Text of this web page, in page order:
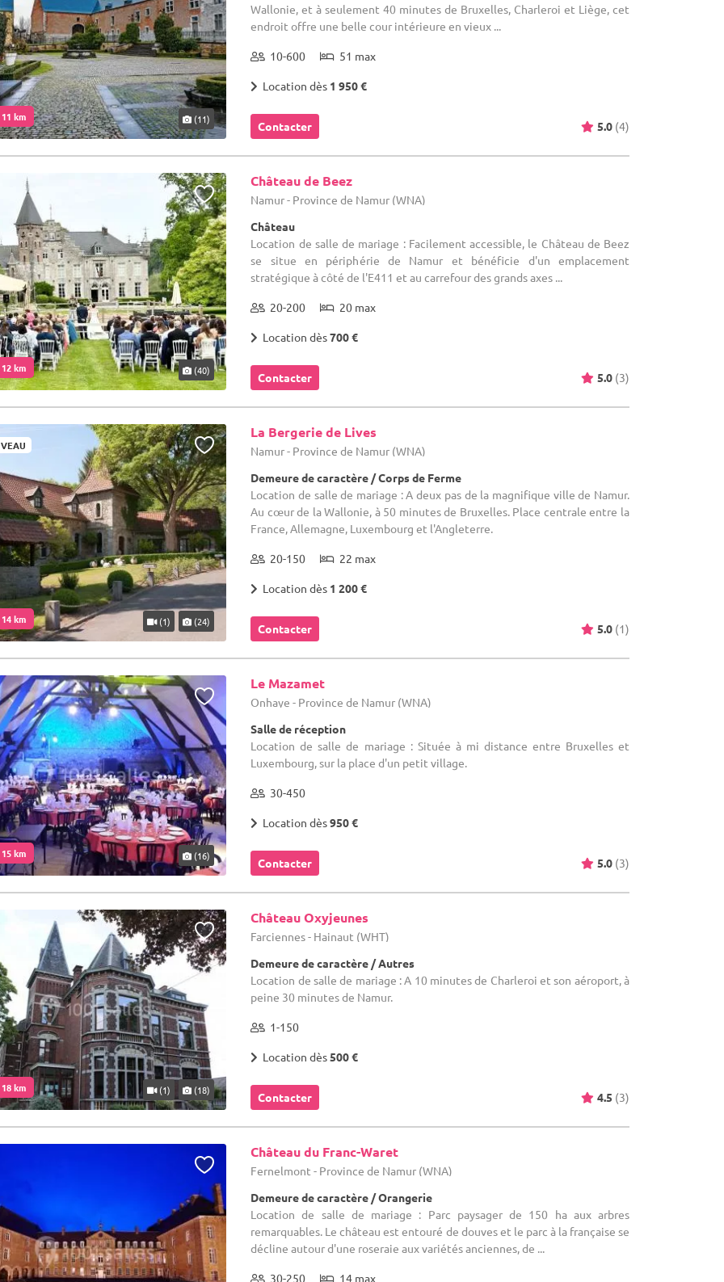
km (11)
Wallonie, et à seulement 40 minutes de Bruxelles, Charleroi et Liège, cet
endroit offre une belle cour intérieure en vieux ...
10-600 51 max
Location dès 1 950 €
Contacter 5.0 (4)
km (40)
Château de Beez
Namur - Province de Namur (WNA)
Château
Location de salle de mariage : Facilement accessible, le Château de Beez
se situe en périphérie de Namur et bénéficie d'un emplacement
stratégique à côté de l'E411 et au carrefour des grands axes ...
20-200 20 max
Location dès700 €
Contacter 5.0 (3)
km (1) (24)
La Bergerie de Lives
Namur - Province de Namur (WNA)
Demeure de caractère / Corps de Ferme
Location de salle de mariage : A deux pas de la magnifique ville de Namur.
Au cœur de la Wallonie, à 50 minutes de Bruxelles. Place centrale entre la
France, Allemagne, Luxembourg et l'Angleterre.
20-150 22 max
Location dès 1 200 €
Contacter 5.0 (1)
km (16)
Le Mazamet
Onhaye - Province de Namur (WNA)
Salle de réception
Location de salle de mariage : Située à mi distance entre Bruxelles et
Luxembourg, sur la place d'un petit village.
30-450
Location dès950 €
Contacter 5.0 (3)
km (1) (18)
Château Oxyjeunes
Farciennes - Hainaut (WHT)
Demeure de caractère / Autres
Location de salle de mariage : A 10 minutes de Charleroi et son aéroport, à
peine 30 minutes de Namur.
1-150
Location dès500 €
Contacter 4.5 (3)
Château du Franc-Waret
Fernelmont - Province de Namur (WNA)
Demeure de caractère / Orangerie
Location de salle de mariage : Parc paysager de 150 ha aux arbres
remarquables. Le château est entouré de douves et le parc à la française se
décline autour d'une roseraie aux variétés anciennes, de ...
30-250 14 max